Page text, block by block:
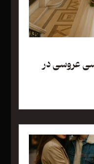
عروسی در